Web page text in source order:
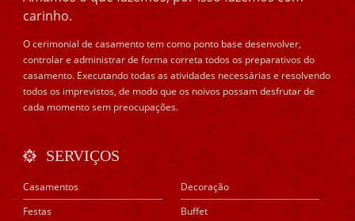
carinho.
O cerimonial de casamento tem como ponto base desenvolver,
controlar e administrar de forma correta todos os preparativos do
casamento. Executando todas as atividades necessárias e resolvendo
todos os imprevistos, de modo que os noivos possam desfrutar de
cada momento sem preocupações.
SERVIÇOS
Casamentos
Festas
Decoração
Buffet